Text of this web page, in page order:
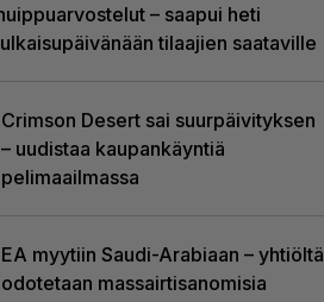
– saapui heti
tilaajien saataville
Crimson Desert sai suurpäivityksen
– uudistaa kaupankäyntiä
pelimaailmassa
EA myytiin Saudi-Arabiaan – yhtiöltä
odotetaan massairtisanomisia